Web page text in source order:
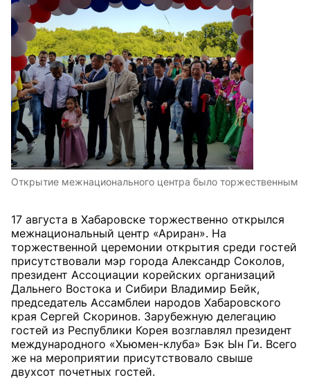
Открытие межнационального центра было торжественным
17 августа в Хабаровске торжественно открылся
межнациональный центр «Ариран». На
торжественной церемонии открытия среди гостей
присутствовали мэр города Александр Соколов,
президент Ассоциации корейских организаций
Дальнего Востока и Сибири Владимир Бейк,
председатель Ассамблеи народов Хабаровского
края Сергей Скоринов. Зарубежную делегацию
гостей из Республики Корея возглавлял президент
международного «Хьюмен-клуба» Бэк Ын Ги. Всего
же на мероприятии присутствовало свыше
двухсот почетных гостей.